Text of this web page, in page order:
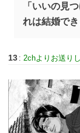
「いいの見
れは結婚で
13 : 2chよりお送り